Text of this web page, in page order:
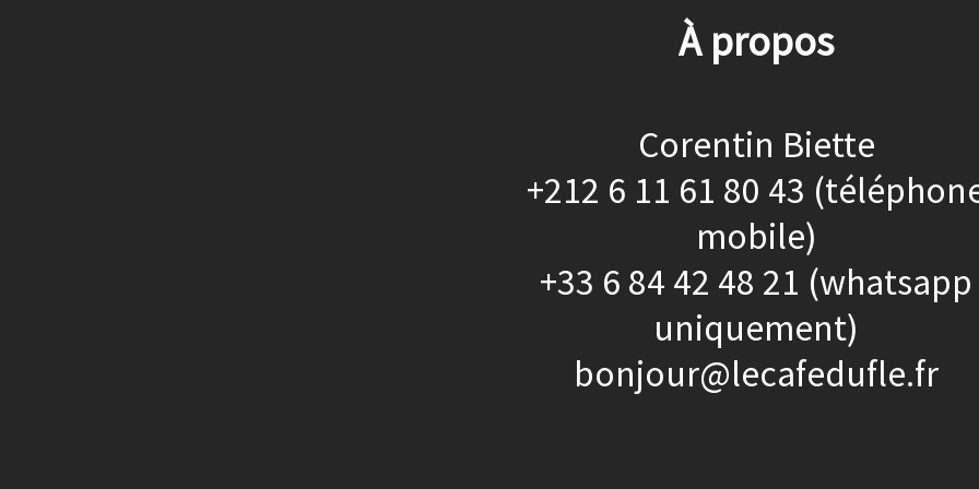
À propos
Corentin Biette
+212 6 11 61 80 43
mobile)
+33 6 84 42 48 21 (whatsapp
uniquement)
bonjour@lecafedufle.fr